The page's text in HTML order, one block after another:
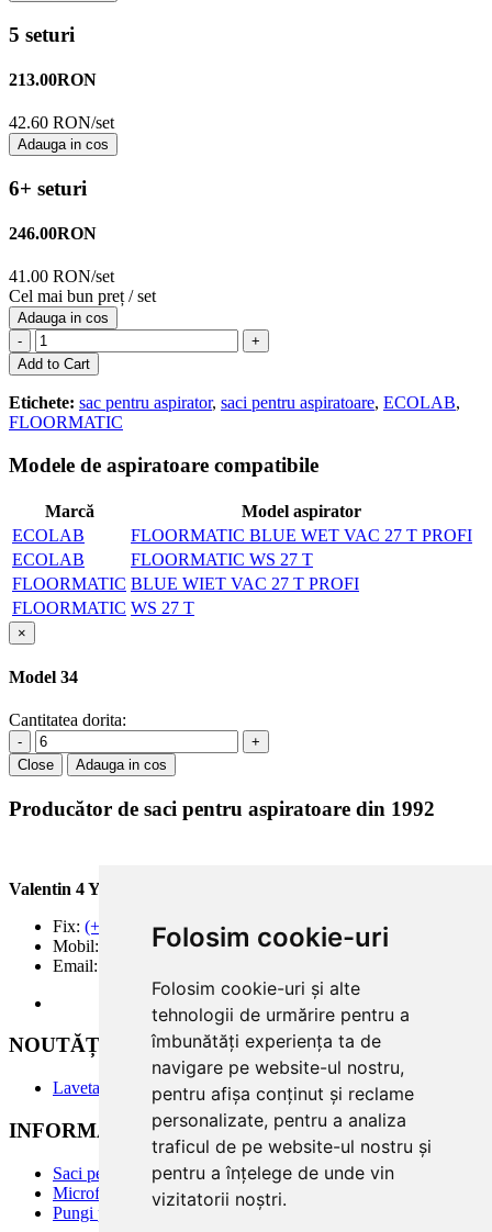
Folosim cookie-uri
Folosim cookie-uri și alte
tehnologii de urmărire pentru a
îmbunătăți experiența ta de
navigare pe website-ul nostru,
pentru afișa conținut și reclame
personalizate, pentru a analiza
traficul de pe website-ul nostru și
pentru a înțelege de unde vin
vizitatorii noștri.
5 seturi
213.00RON
42.60 RON/set
Adauga in cos
6+ seturi
246.00RON
41.00 RON/set
Cel mai bun preț / set
Adauga in cos
-
+
Add to Cart
Etichete: sac pentru aspirator, saci pentru aspiratoare, ECOLAB,
FLOORMATIC
Modele de aspiratoare compatibile
Marcă
Model aspirator
ECOLAB
FLOORMATIC BLUE WET VAC 27 T PROFI
ECOLAB
FLOORMATIC WS 27 T
FLOORMATIC BLUE WIET VAC 27 T PROFI
FLOORMATIC WS 27 T
×
Model 34
Cantitatea dorita:
-
+
Close
Adauga in cos
Producător de saci pentru aspiratoare din 1992
Valentin 4 You Prod.
Fix: (+40) 21 668 60 69
Mobil:
(+40) 722 375 131
Email:
NOUTĂȚi
Laveta din Microfibră MADAline
INFORMATII PRODUSE
Saci pentru aspirator
Microfiltre
Pungi pentru colectare praf